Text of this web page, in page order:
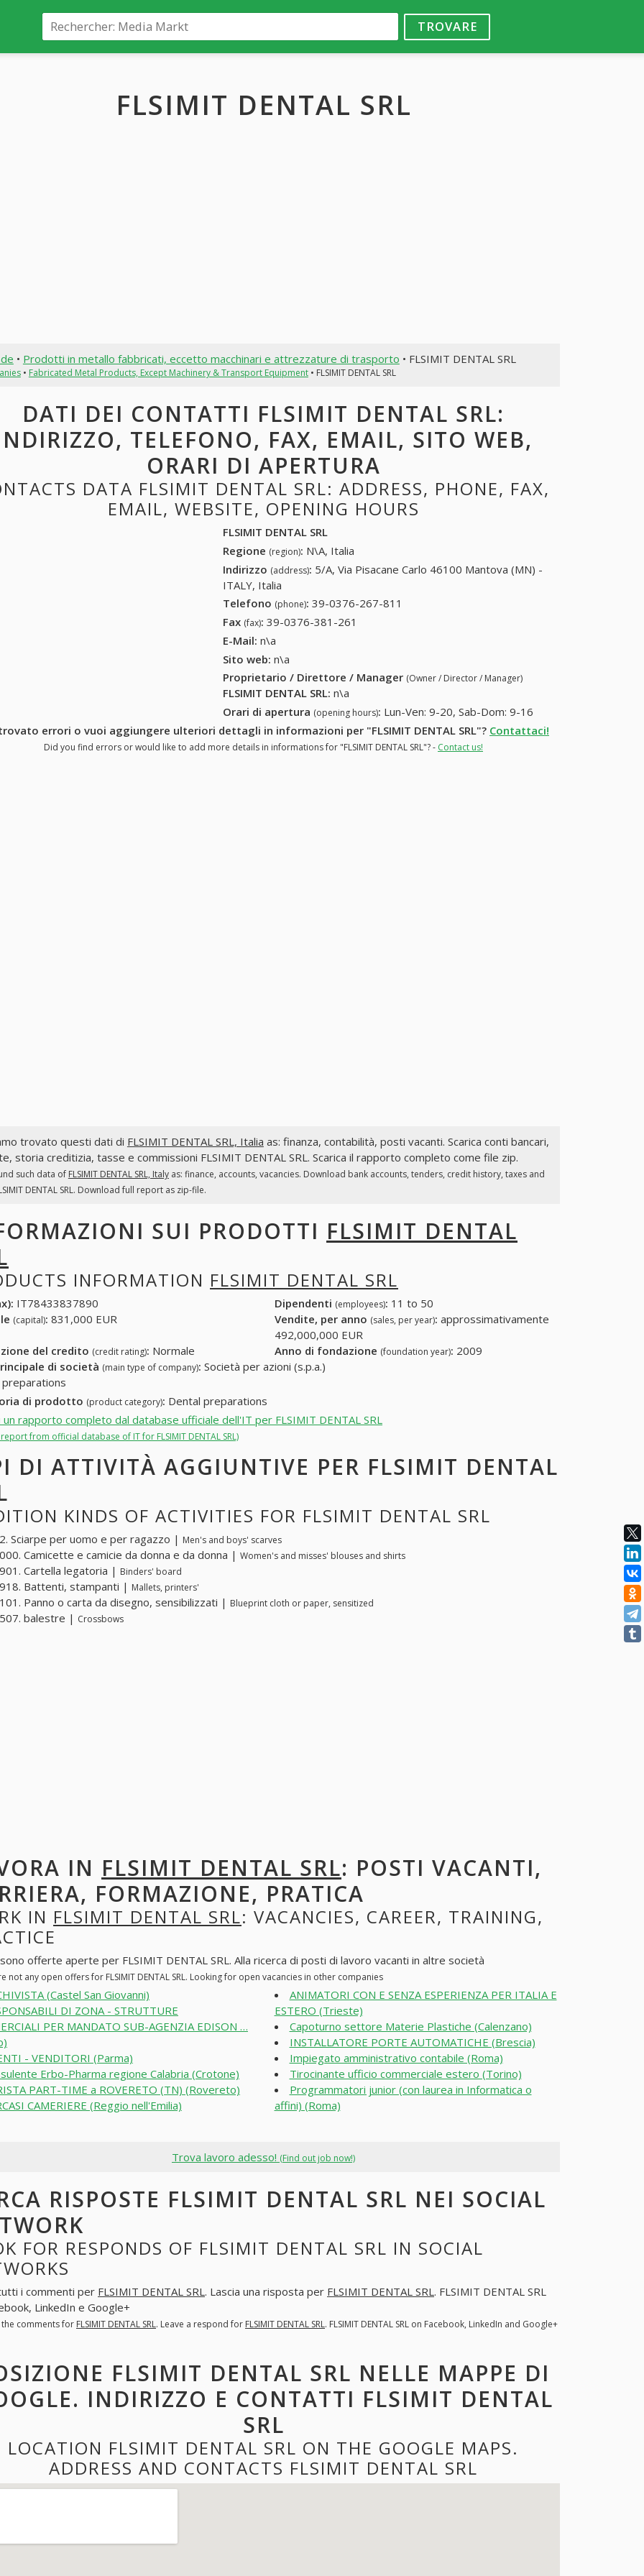
TROVARE
FLSIMIT DENTAL SRL
• Prodotti in metallo fabbricati, eccetto macchinari e attrezzature di trasporto • FLSIMIT DENTAL SRL
• Fabricated Metal Products, Except Machinery & Transport Equipment• FLSIMIT DENTAL SRL
DATI DEI CONTATTI FLSIMIT DENTAL SRL:
TELEFONO, FAX, EMAIL, SITO WEB,
ORARI DI APERTURA
DATA FLSIMIT DENTAL SRL: ADDRESS, PHONE, FAX,
EMAIL, WEBSITE, OPENING HOURS
FLSIMIT DENTAL SRL
Regione (region): N\A, Italia
Indirizzo (address): 5/A, Via Pisacane Carlo 46100 Mantova (MN) -
ITALY, Italia
Telefono (phone): 39-0376-267-811
Fax (fax): 39-0376-381-261
E-Mail: n\a
Sito web: n\a
Proprietario / Direttore / Manager (Owner / Director / Manager)
FLSIMIT DENTAL SRL: n\a
Orari di apertura (opening hours): Lun-Ven: 9-20, Sab-Dom: 9-16
errori o vuoi aggiungere ulteriori dettagli in informazioni per "FLSIMIT DENTAL SRL"? Contattaci!
Did you find errors or would like to add more details in informations for "FLSIMIT DENTAL SRL"? - Contact us!
trovato questi dati di FLSIMIT DENTAL SRL, Italia as: finanza, contabilità, posti vacanti. Scarica conti bancari,
storia creditizia, tasse e commissioni FLSIMIT DENTAL SRL. Scarica il rapporto completo come file zip.
such data of FLSIMIT DENTAL SRL, Italyas: finance, accounts, vacancies. Download bank accounts, tenders, credit history, taxes and
DENTAL SRL. Download full report as zip-file.
SUI PRODOTTI FLSIMIT DENTAL
INFORMATION FLSIMIT DENTAL SRL
IT78433837890 Dipendenti (employees): 11 to 50
(capital): 831,000 EUR Vendite, per anno (sales, per year): approssimativamente
492,000,000 EUR
del credito (credit rating): Normale Anno di fondazione (foundation year): 2009
di società (main type of company): Società per azioni (s.p.a.)
di prodotto (product category): Dental preparations
rapporto completo dal database ufficiale dell'IT per FLSIMIT DENTAL SRL
from official database of IT for FLSIMIT DENTAL SRL)
DI ATTIVITÀ AGGIUNTIVE PER FLSIMIT DENTAL
KINDS OF ACTIVITIES FOR FLSIMIT DENTAL SRL
Sciarpe per uomo e per ragazzo | Men's and boys' scarves
Camicette e camicie da donna e da donna | Women's and misses' blouses and shirts
Cartella legatoria | Binders' board
Battenti, stampanti | Mallets, printers'
Panno o carta da disegno, sensibilizzati | Blueprint cloth or paper, sensitized
balestre | Crossbows
IN FLSIMIT DENTAL SRL: POSTI VACANTI,
FORMAZIONE, PRATICA
IN FLSIMIT DENTAL SRL: VACANCIES, CAREER, TRAINING,
offerte aperte per FLSIMIT DENTAL SRL. Alla ricerca di posti di lavoro vacanti in altre società
not any open offers for FLSIMIT DENTAL SRL. Looking for open vacancies in other companies
(Castel San Giovanni)
DI ZONA - STRUTTURE
PER MANDATO SUB-AGENZIA EDISON …
- VENDITORI (Parma)
Erbo-Pharma regione Calabria (Crotone)
PART-TIME a ROVERETO (TN) (Rovereto)
CAMERIERE (Reggio nell'Emilia)
ANIMATORI CON E SENZA ESPERIENZA PER ITALIA E
ESTERO (Trieste)
Capoturno settore Materie Plastiche (Calenzano)
INSTALLATORE PORTE AUTOMATICHE (Brescia)
Impiegato amministrativo contabile (Roma)
Tirocinante ufficio commerciale estero (Torino)
Programmatori junior (con laurea in Informatica o
affini) (Roma)
Trova lavoro adesso! (Find out job now!)
RISPOSTE FLSIMIT DENTAL SRL NEI SOCIAL
FOR RESPONDS OF FLSIMIT DENTAL SRL IN SOCIAL
i commenti per FLSIMIT DENTAL SRL. Lascia una risposta per FLSIMIT DENTAL SRL. FLSIMIT DENTAL SRL
LinkedIn e Google+
the comments for FLSIMIT DENTAL SRL. Leave a respond for FLSIMIT DENTAL SRL. FLSIMIT DENTAL SRL on Facebook, LinkedIn and Google+
FLSIMIT DENTAL SRL NELLE MAPPE DI
INDIRIZZO E CONTATTI FLSIMIT DENTAL
SRL
LOCATION FLSIMIT DENTAL SRL ON THE GOOGLE MAPS.
ADDRESS AND CONTACTS FLSIMIT DENTAL SRL